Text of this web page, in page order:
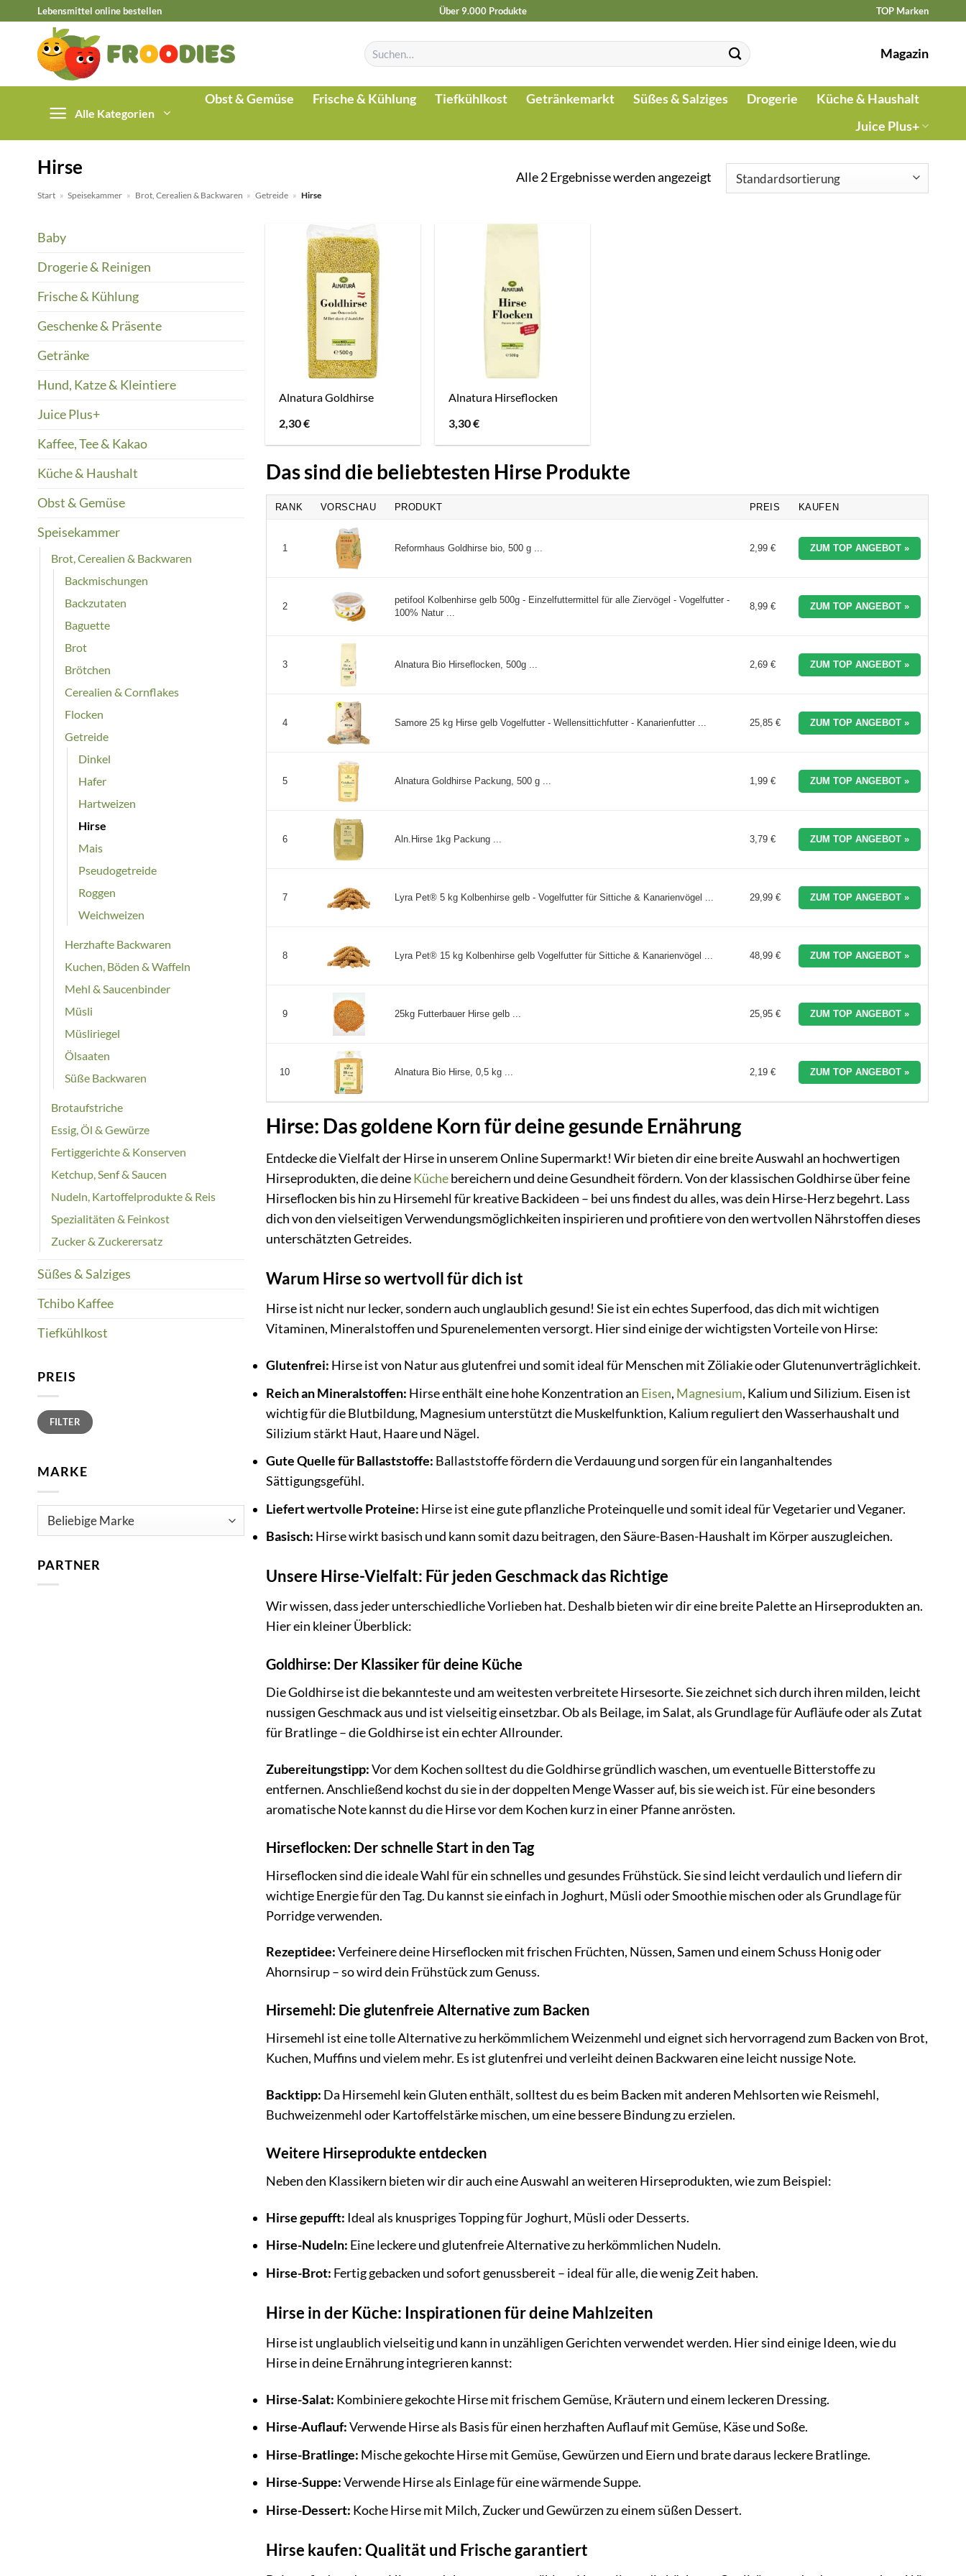
springen
Lebensmittel online bestellen Über 9.000 Produkte TOP Marken
Suchen
nach:
Magazin
Alle Kategorien
Obst & Gemüse Frische & Kühlung Tiefkühlkost Getränkemarkt Süßes & Salziges Drogerie
Küche & Haushalt
Juice Plus+
Hirse
Start » Speisekammer » Brot, Cerealien & Backwaren » Getreide » Hirse
Alle 2 Ergebnisse werden angezeigt
Baby
Drogerie & Reinigen
Frische & Kühlung
Geschenke & Präsente
Getränke
Hund, Katze & Kleintiere
Juice Plus+
Kaffee, Tee & Kakao
Küche & Haushalt
Obst & Gemüse
Speisekammer
Brot, Cerealien & Backwaren
Backmischungen
Backzutaten
Baguette
Brot
Brötchen
Cerealien & Cornflakes
Flocken
Getreide
Dinkel
Hafer
Hartweizen
Hirse
Mais
Pseudogetreide
Roggen
Weichweizen
Herzhafte Backwaren
Kuchen, Böden & Waffeln
Mehl & Saucenbinder
Müsli
Müsliriegel
Ölsaaten
Süße Backwaren
Brotaufstriche
Essig, Öl & Gewürze
Fertiggerichte & Konserven
Ketchup, Senf & Saucen
Nudeln, Kartoffelprodukte & Reis
Spezialitäten & Feinkost
Zucker & Zuckerersatz
Süßes & Salziges
Tchibo Kaffee
Tiefkühlkost
PREIS
Min.
Preis
Max.
PreisFILTER
MARKE
PARTNER
Alnatura Goldhirse
2,30€
Alnatura Hirseflocken
3,30€
Das sind die beliebtesten Hirse Produkte
RANK VORSCHAU PRODUKT PREIS KAUFEN
1 Reformhaus Goldhirse bio, 500 g ... 2,99 € ZUM TOP ANGEBOT »
2
petifool Kolbenhirse gelb 500g - Einzelfuttermittel für alle Ziervögel - Vogelfutter -
100% Natur ...
8,99 € ZUM TOP ANGEBOT »
3 Alnatura Bio Hirseflocken, 500g ... 2,69 € ZUM TOP ANGEBOT »
4 Samore 25 kg Hirse gelb Vogelfutter - Wellensittichfutter - Kanarienfutter ... 25,85 € ZUM TOP ANGEBOT »
5 Alnatura Goldhirse Packung, 500 g ... 1,99 € ZUM TOP ANGEBOT »
6 Aln.Hirse 1kg Packung ... 3,79 € ZUM TOP ANGEBOT »
7 Lyra Pet® 5 kg Kolbenhirse gelb - Vogelfutter für Sittiche & Kanarienvögel ... 29,99 € ZUM TOP ANGEBOT »
8 Lyra Pet® 15 kg Kolbenhirse gelb Vogelfutter für Sittiche & Kanarienvögel ... 48,99 € ZUM TOP ANGEBOT »
9 25kg Futterbauer Hirse gelb ... 25,95 € ZUM TOP ANGEBOT »
10 Alnatura Bio Hirse, 0,5 kg ... 2,19 € ZUM TOP ANGEBOT »
Hirse: Das goldene Korn für deine gesunde Ernährung
Entdecke die Vielfalt der Hirse in unserem Online Supermarkt! Wir bieten dir eine breite Auswahl an hochwertigen
Hirseprodukten, die deineKüchebereichern und deine Gesundheit fördern. Von der klassischen Goldhirse über feine
Hirseflocken bis hin zu Hirsemehl für kreative Backideen – bei uns findest du alles, was dein Hirse-Herz begehrt. Lass
dich von den vielseitigen Verwendungsmöglichkeiten inspirieren und profitiere von den wertvollen Nährstoffen dieses
unterschätzten Getreides.
Warum Hirse so wertvoll für dich ist
Hirse ist nicht nur lecker, sondern auch unglaublich gesund! Sie ist ein echtes Superfood, das dich mit wichtigen
Vitaminen, Mineralstoffen und Spurenelementen versorgt. Hier sind einige der wichtigsten Vorteile von Hirse:
Glutenfrei: Hirse ist von Natur aus glutenfrei und somit ideal für Menschen mit Zöliakie oder Glutenunverträglichkeit.
Reich an Mineralstoffen: Hirse enthält eine hohe Konzentration an Eisen, Magnesium, Kalium und Silizium. Eisen ist
wichtig für die Blutbildung, Magnesium unterstützt die Muskelfunktion, Kalium reguliert den Wasserhaushalt und
Silizium stärkt Haut, Haare und Nägel.
Gute Quelle für Ballaststoffe: Ballaststoffe fördern die Verdauung und sorgen für ein langanhaltendes
Sättigungsgefühl.
Liefert wertvolle Proteine: Hirse ist eine gute pflanzliche Proteinquelle und somit ideal für Vegetarier und Veganer.
Basisch: Hirse wirkt basisch und kann somit dazu beitragen, den Säure-Basen-Haushalt im Körper auszugleichen.
Unsere Hirse-Vielfalt: Für jeden Geschmack das Richtige
Wir wissen, dass jeder unterschiedliche Vorlieben hat. Deshalb bieten wir dir eine breite Palette an Hirseprodukten an.
Hier ein kleiner Überblick:
Goldhirse: Der Klassiker für deine Küche
Die Goldhirse ist die bekannteste und am weitesten verbreitete Hirsesorte. Sie zeichnet sich durch ihren milden, leicht
nussigen Geschmack aus und ist vielseitig einsetzbar. Ob als Beilage, im Salat, als Grundlage für Aufläufe oder als Zutat
für Bratlinge – die Goldhirse ist ein echter Allrounder.
Zubereitungstipp:Vor dem Kochen solltest du die Goldhirse gründlich waschen, um eventuelle Bitterstoffe zu
entfernen. Anschließend kochst du sie in der doppelten Menge Wasser auf, bis sie weich ist. Für eine besonders
aromatische Note kannst du die Hirse vor dem Kochen kurz in einer Pfanne anrösten.
Hirseflocken: Der schnelle Start in den Tag
Hirseflocken sind die ideale Wahl für ein schnelles und gesundes Frühstück. Sie sind leicht verdaulich und liefern dir
wichtige Energie für den Tag. Du kannst sie einfach in Joghurt, Müsli oder Smoothie mischen oder als Grundlage für
Porridge verwenden.
Rezeptidee:Verfeinere deine Hirseflocken mit frischen Früchten, Nüssen, Samen und einem Schuss Honig oder
Ahornsirup – so wird dein Frühstück zum Genuss.
Hirsemehl: Die glutenfreie Alternative zum Backen
Hirsemehl ist eine tolle Alternative zu herkömmlichem Weizenmehl und eignet sich hervorragend zum Backen von Brot,
Kuchen, Muffins und vielem mehr. Es ist glutenfrei und verleiht deinen Backwaren eine leicht nussige Note.
Backtipp: Da Hirsemehl kein Gluten enthält, solltest du es beim Backen mit anderen Mehlsorten wie Reismehl,
Buchweizenmehl oder Kartoffelstärke mischen, um eine bessere Bindung zu erzielen.
Weitere Hirseprodukte entdecken
Neben den Klassikern bieten wir dir auch eine Auswahl an weiteren Hirseprodukten, wie zum Beispiel:
Hirse gepufft: Ideal als knuspriges Topping für Joghurt, Müsli oder Desserts.
Hirse-Nudeln: Eine leckere und glutenfreie Alternative zu herkömmlichen Nudeln.
Hirse-Brot: Fertig gebacken und sofort genussbereit – ideal für alle, die wenig Zeit haben.
Hirse in der Küche: Inspirationen für deine Mahlzeiten
Hirse ist unglaublich vielseitig und kann in unzähligen Gerichten verwendet werden. Hier sind einige Ideen, wie du
Hirse in deine Ernährung integrieren kannst:
Hirse-Salat: Kombiniere gekochte Hirse mit frischem Gemüse, Kräutern und einem leckeren Dressing.
Hirse-Auflauf:Verwende Hirse als Basis für einen herzhaften Auflauf mit Gemüse, Käse und Soße.
Hirse-Bratlinge: Mische gekochte Hirse mit Gemüse, Gewürzen und Eiern und brate daraus leckere Bratlinge.
Hirse-Suppe:Verwende Hirse als Einlage für eine wärmende Suppe.
Hirse-Dessert: Koche Hirse mit Milch, Zucker und Gewürzen zu einem süßen Dessert.
Hirse kaufen: Qualität und Frische garantiert